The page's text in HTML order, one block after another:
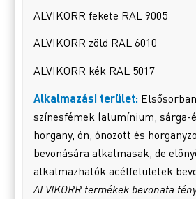
ALVIKORR fekete RAL 9005
ALVIKORR zöld RAL 6010
ALVIKORR kék RAL 5017
Alkalmazási terület:
színesfémek (alumínium, sárga-
horgany, ón, ónozott és
bevonására alkalmasak, de
alkalmazhatók acélfelületek
ALVIKORR termékek bevonata